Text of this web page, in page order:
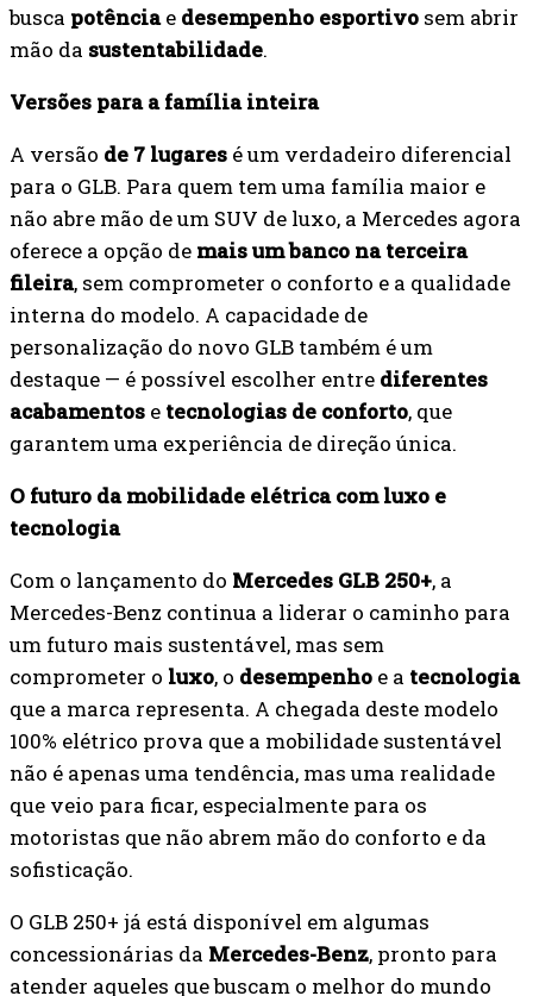
busca potênciae desempenho esportivo sem abrir
mão da sustentabilidade.
Versões para a família inteira
A versão de 7 lugares é um verdadeiro diferencial
para o GLB. Para quem tem uma família maior e
não abre mão de um SUV de luxo, a Mercedes agora
oferece a opção de mais um banco na terceira
fileira, sem comprometer o conforto e a qualidade
interna do modelo. A capacidade de
personalização do novo GLB também é um
destaque — é possível escolher entre diferentes
acabamentos e tecnologias de conforto, que
garantem uma experiência de direção única.
O futuro da mobilidade elétrica com luxo e
tecnologia
Com o lançamento do Mercedes GLB 250+, a
Mercedes-Benz continua a liderar o caminho para
um futuro mais sustentável, mas sem
comprometer o luxo, o desempenho e a tecnologia
que a marca representa. A chegada deste modelo
100% elétrico prova que a mobilidade sustentável
não é apenas uma tendência, mas uma realidade
que veio para ficar, especialmente para os
motoristas que não abrem mão do conforto e da
sofisticação.
O GLB 250+ já está disponível em algumas
concessionárias da Mercedes-Benz, pronto para
atender aqueles que buscam o melhor do mundo